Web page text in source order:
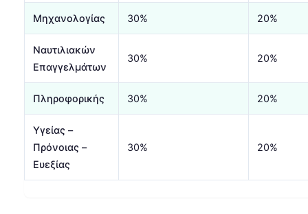
Μηχανολογίας 30% 20%
Ναυτιλιακών
Επαγγελμάτων
30% 20%
Πληροφορικής 30% 20%
Υγείας –
Πρόνοιας –
Ευεξίας
30% 20%